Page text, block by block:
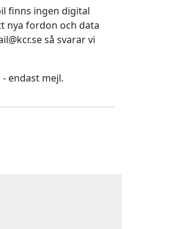
finns ingen digital
nya fordon och data
så svarar vi
endast mejl.